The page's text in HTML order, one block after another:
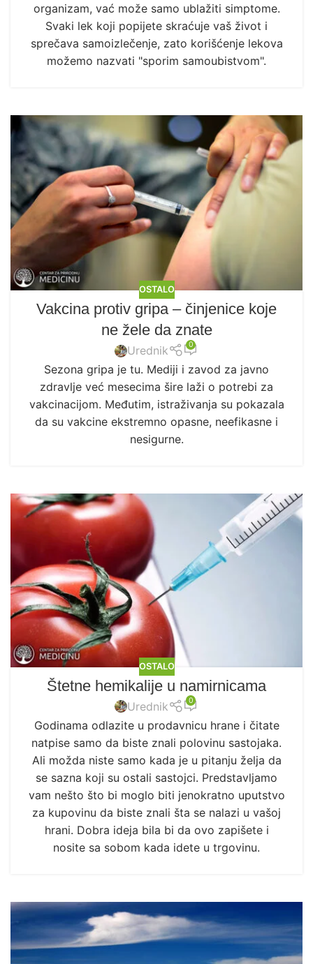
organizam, vać može samo ublažiti simptome.
Svaki lek koji popijete skraćuje vaš život i
sprečava samoizlečenje, zato korišćenje lekova
možemo nazvati "sporim samoubistvom".
OSTALO
Vakcina protiv gripa – činjenice koje
ne žele da znate
Urednik 0
Sezona gripa je tu. Mediji i zavod za javno
zdravlje već mesecima šire laži o potrebi za
vakcinacijom. Međutim, istraživanja su pokazala
da su vakcine ekstremno opasne, neefikasne i
nesigurne.
OSTALO
Štetne hemikalije u namirnicama
Urednik 0
Godinama odlazite u prodavnicu hrane i čitate
natpise samo da biste znali polovinu sastojaka.
Ali možda niste samo kada je u pitanju želja da
se sazna koji su ostali sastojci. Predstavljamo
vam nešto što bi moglo biti jenokratno uputstvo
za kupovinu da biste znali šta se nalazi u vašoj
hrani. Dobra ideja bila bi da ovo zapišete i
nosite sa sobom kada idete u trgovinu.